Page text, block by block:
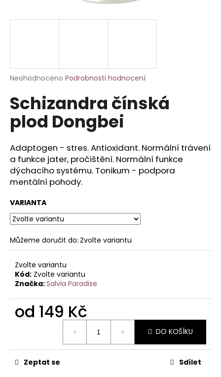
Průměrné
produktu
je
5
hvězdiček.
Neohodnoceno Podrobnosti hodnocení
Schizandra čínská
plod Dongbei
Adaptogen - stres. Antioxidant. Normální trávení
a funkce jater, pročištění. Normální funkce
dýchacího systému. Tonikum - podpora
mentální pohody.
VARIANTA
Můžeme doručit do: Zvolte variantu
Zvolte variantu
Kód: Zvolte variantu
Značka:Salvia Paradise
od 149 Kč
DO KOŠÍKU
Zeptat se Sdílet
j
?
HLEDAT
D
o
p
r
u
č
j
m
e